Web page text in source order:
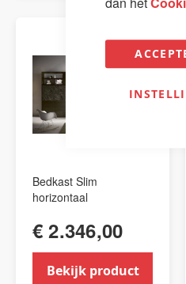
Bedkast Slim
horizontaal
€ 2.346,00
Bekijk product